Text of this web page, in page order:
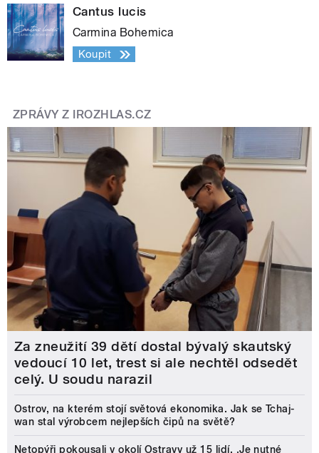
Cantus lucis
Carmina Bohemica
Koupit
ZPRÁVY Z IROZHLAS.CZ
Za zneužití 39 dětí dostal bývalý skautský
vedoucí 10 let, trest si ale nechtěl odsedět
celý. U soudu narazil
Ostrov, na kterém stojí světová ekonomika. Jak se Tchaj-
wan stal výrobcem nejlepších čipů na světě?
Netopýři pokousali v okolí Ostravy už 15 lidí. ‚Je nutné